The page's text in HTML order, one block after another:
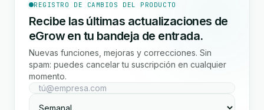
REGISTRO DE CAMBIOS DEL PRODUCTO
Recibe las últimas actualizaciones de
eGrow en tu bandeja de entrada.
Nuevas funciones, mejoras y correcciones. Sin
spam: puedes cancelar tu suscripción en cualquier
momento.